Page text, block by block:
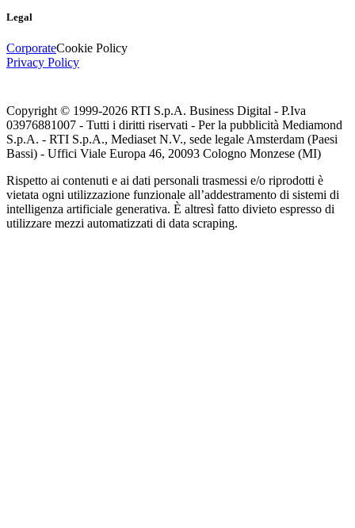
Legal
CorporateCookie Policy
Privacy Policy
Copyright © 1999-2026 RTI S.p.A. Business Digital - P.Iva
03976881007 - Tutti i diritti riservati - Per la pubblicità Mediamond
S.p.A. - RTI S.p.A., Mediaset N.V., sede legale Amsterdam (Paesi
Bassi) - Uffici Viale Europa 46, 20093 Cologno Monzese (MI)
Rispetto ai contenuti e ai dati personali trasmessi e/o riprodotti è
vietata ogni utilizzazione funzionale all’addestramento di sistemi di
intelligenza artificiale generativa. È altresì fatto divieto espresso di
utilizzare mezzi automatizzati di data scraping.